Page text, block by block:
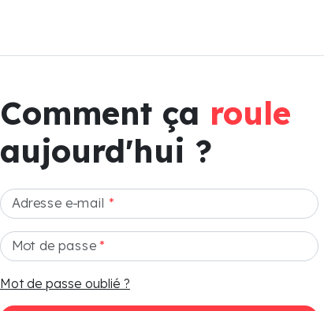
Comment ça roule
aujourd'hui ?
Adresse e-mail *
Mot de passe*
Mot de passe oublié ?